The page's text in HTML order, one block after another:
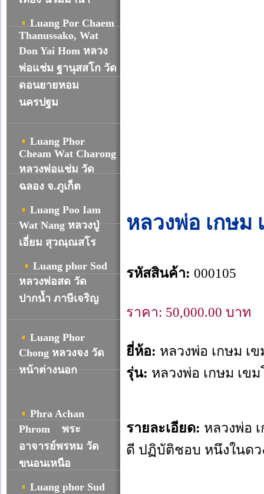
Luang Por Chaem
Thanussako, Wat
Don Yai Hom หลวง
พ่อแช่ม ฐานุสสโก วัด
ดอนยายหอม
นครปฐม
Luang Phor
Cheam Wat Charong
หลวงพ่อแช่ม วัด
ฉลอง จ.ภูเก็ต
Luang Poo Iam
Wat Nang หลวงปู่
เอี่ยม สุวณฺณสโร
Luang phor Sod
หลวงพ่อสด วัด
ปากน้ำ ภาษีเจริญ
Luang Phor
Chong หลวงจง วัด
หน้าต่างนอก
Phra Achan
Phrom พระ
อาจารย์พรหม วัด
ขนอนเหนือ
Luang phor Sud
หลวงพ่อ เกษม
รหัสสินค้า: 000105
ราคา: 50,000.00 บาท
ยี่ห้อ: หลวงพ่อ เกษม เ
รุ่น: หลวงพ่อ เกษม เข
รายละเอียด: หลวงพ่อ
ดี ปฏิบัติชอบ หนึงในด